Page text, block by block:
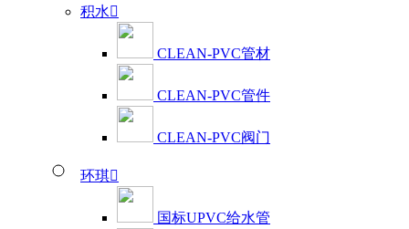
积水
CLEAN-PVC管材
CLEAN-PVC管件
CLEAN-PVC阀门
环琪
国标UPVC给水管